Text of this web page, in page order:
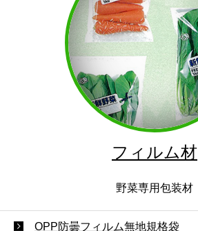
フィルム材
野菜専用包装材
OPP防曇フィルム無地規格袋